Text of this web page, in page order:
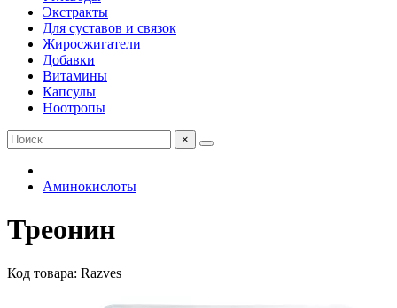
Экстракты
Для суставов и связок
Жиросжигатели
Добавки
Витамины
Капсулы
Ноотропы
×
Аминокислоты
Треонин
Код товара: Razves